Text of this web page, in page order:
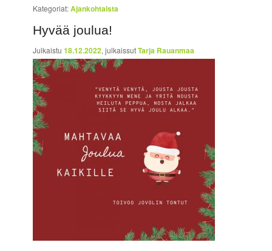
Kategoriat:Ajankohtaista
Hyvää joulua!
Julkaistu18.12.2022, julkaissutTarja Rauanmaa